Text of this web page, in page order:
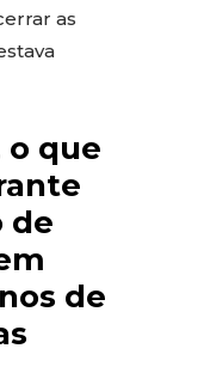
as
o que
de
de